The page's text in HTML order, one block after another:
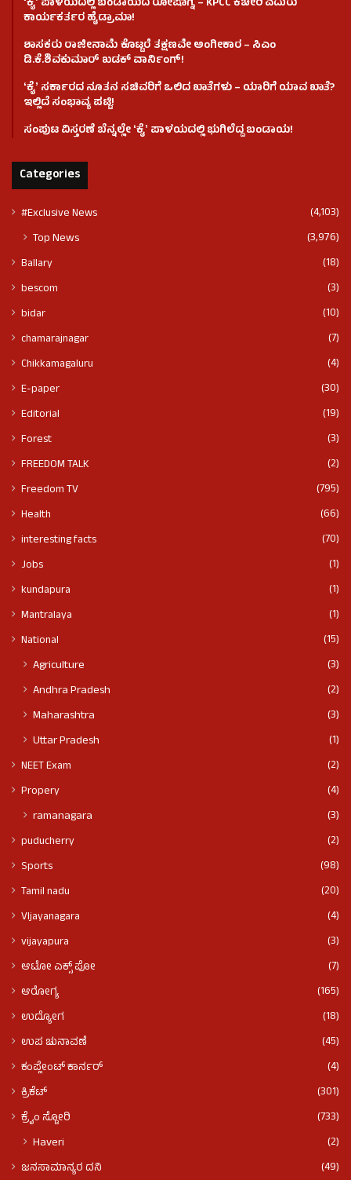
ಕಾರ್ಯಕರ್ತರ ಹೈಡ್ರಾಮಾ!
ಶಾಸಕರು ರಾಜೀನಾಮೆ ಕೊಟ್ಟರೆ ತಕ್ಷಣವೇ ಅಂಗೀಕಾರ – ಸಿಎಂ
ಡಿ.ಕೆ.ಶಿವಕುಮಾರ್ ಖಡಕ್ ವಾರ್ನಿಂಗ್!
ʻಕೈʼ ಸರ್ಕಾರದ ನೂತನ ಸಚಿವರಿಗೆ ಒಲಿದ ಖಾತೆಗಳು – ಯಾರಿಗೆ ಯಾವ ಖಾತೆ?
ಇಲ್ಲಿದೆ ಸಂಭಾವ್ಯ ಪಟ್ಟಿ!
ಸಂಪುಟ ವಿಸ್ತರಣೆ ಬೆನ್ನಲ್ಲೇ ʻಕೈʼ ಪಾಳಯದಲ್ಲಿ ಭುಗಿಲೆದ್ದ ಬಂಡಾಯ!
Categories
#Exclusive News (4,103)
Top News (3,976)
Ballary
(18)
bescom
(3)
bidar
(10)
chamarajnagar
(7)
Chikkamagaluru
(4)
E-paper
(30)
Editorial
(19)
Forest
(3)
FREEDOM TALK
(2)
Freedom TV
(795)
Health
(66)
interesting facts
(70)
Jobs
(1)
kundapura
(1)
Mantralaya
(1)
National
(15)
Agriculture
(3)
Andhra Pradesh
(2)
Maharashtra
(3)
Uttar Pradesh
(1)
NEET Exam
(2)
Propery
(4)
ramanagara (3)
puducherry
(2)
Sports
(98)
Tamil nadu
(20)
VIjayanagara
(4)
vijayapura
(3)
ಆಟೋ ಎಕ್ಸ್ ಪೋ
(7)
ಆರೋಗ್ಯ
(165)
ಉದ್ಯೋಗ
(18)
ಉಪ ಚುನಾವಣೆ
(45)
ಕಂಪ್ಲೇಂಟ್ ಕಾರ್ನರ್
(4)
ಕ್ರಿಕೆಟ್
(301)
ಕ್ರೈಂ ಸ್ಟೋರಿ
(733)
Haveri (2)
ಜನಸಾಮಾನ್ಯರ ದನಿ
(49)